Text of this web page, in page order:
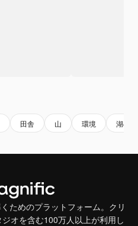
田舎 山 環境 湖の
ためのプラットフォーム。クリ
オを含む100万人以上が利用し